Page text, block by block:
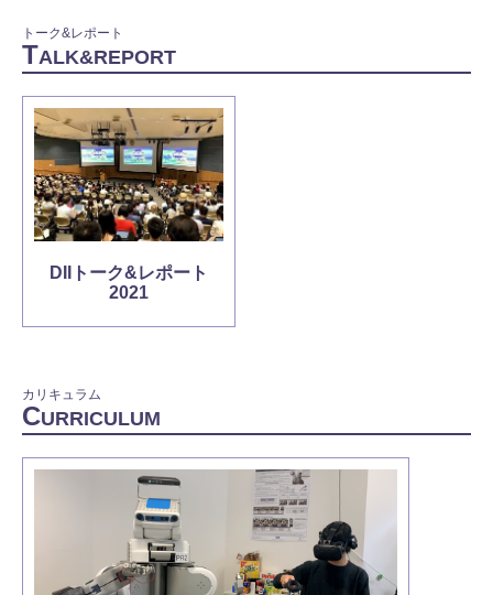
トーク&レポート
TALK&REPORT
DIIトーク&レポート
2021
カリキュラム
CURRICULUM